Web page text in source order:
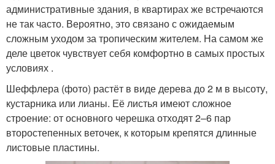
административные здания, в квартирах же встречаются
не так часто. Вероятно, это связано с ожидаемым
сложным уходом за тропическим жителем. На самом же
деле цветок чувствует себя комфортно в самых простых
условиях .
Шеффлера (фото) растёт в виде дерева до 2 м в высоту,
кустарника или лианы. Её листья имеют сложное
строение: от основного черешка отходят 2–6 пар
второстепенных веточек, к которым крепятся длинные
листовые пластины.